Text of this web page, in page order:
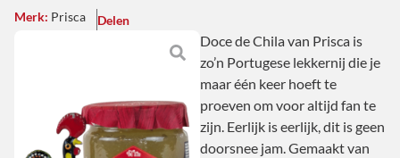
Merk: Prisca Delen
Doce de Chila van Prisca is
zo’n Portugese lekkernij die je
maar één keer hoeft te
proeven om voor altijd fan te
zijn. Eerlijk is eerlijk, dit is geen
doorsnee jam. Gemaakt van